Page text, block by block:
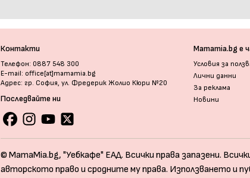
Контакти
Телефон: 0887 548 300
E-mail: office[at]mamamia.bg
Адрес: гр. София, ул. Фредерик Жолио Кюри №20
Последвайте ни
Mamamia.bg е
Условия за
Лични данни
За реклама
Новини
© MamaMia.bg, "Уебкафе" ЕАД. Всички права запазени.
авторското право и сродните му права. Използването и